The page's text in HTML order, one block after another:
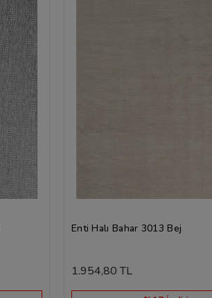
Enti Halı Bahar 3013 Bej
1.954,80 TL